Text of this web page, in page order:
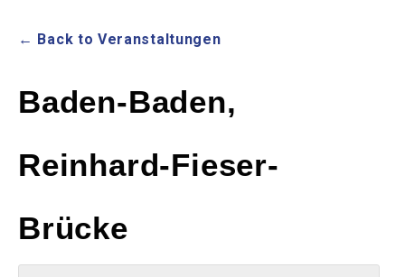
← Back to Veranstaltungen
Baden-Baden,
Reinhard-Fieser-
Brücke